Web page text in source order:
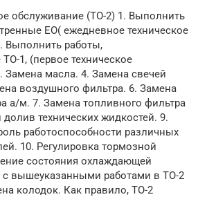
обслуживание (ТО-2) 1. Выполнить
ЕО( ежедневное техническое
Выполнить работы,
1, (первое техническое
Замена масла. 4. Замена свечей
воздушного фильтра. 6. Замена
а/м. 7. Замена топливного фильтра
технических жидкостей. 9.
работоспособности различных
10. Регулировка тормозной
состояния охлаждающей
с вышеуказанными работами в ТО-2
колодок. Как правило, ТО-2